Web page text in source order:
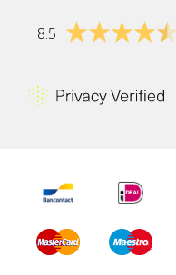
8.5